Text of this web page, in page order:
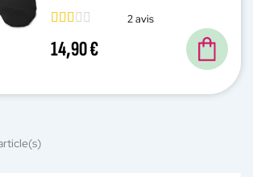
2 avis
14,90 €